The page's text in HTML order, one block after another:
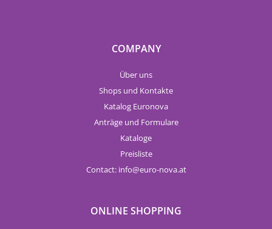
COMPANY
Über uns
Shops und Kontakte
Katalog Euronova
Anträge und Formulare
Kataloge
Preisliste
Contact: info euro-nova.at
ONLINE SHOPPING